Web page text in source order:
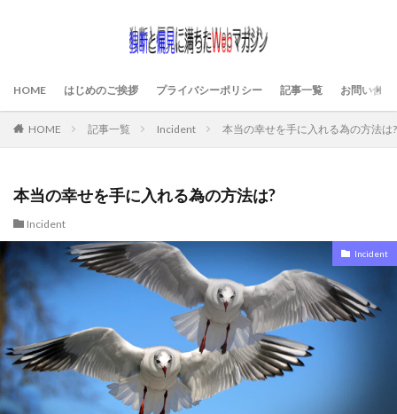
HOME はじめのご挨拶 プライバシーポリシー 記事一覧 お問い合わ
HOME 記事一覧 Incident 本当の幸せを手に入れる為の方法は?
本当の幸せを手に入れる為の方法は?
Incident
Incident